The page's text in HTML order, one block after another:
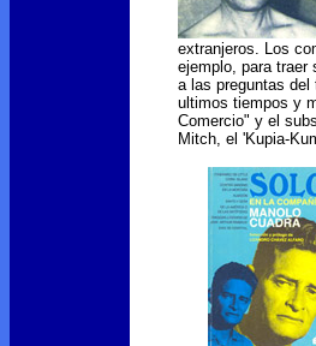
extranjeros. Los
ejemplo, para traer
a las preguntas
ultimos tiempos y
Comercio" y el
Mitch, el 'Kupia-